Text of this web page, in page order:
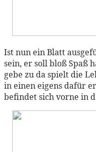
Ist nun ein Blatt
sein, er soll bloß Spaß
gebe zu da spielt die
in einen eigens dafür
befindet sich vorne in